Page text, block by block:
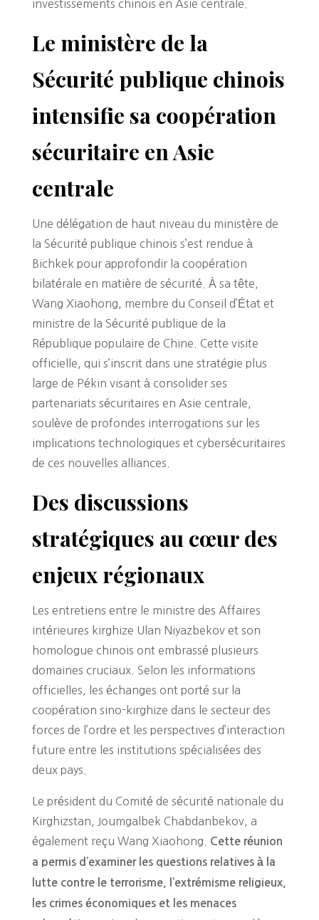
investissements chinois en Asie centrale.
Le ministère de la
Sécurité publique chinois
intensifie sa coopération
sécuritaire en Asie
centrale
Une délégation de haut niveau du ministère de
la Sécurité publique chinois s’est rendue à
Bichkek pour approfondir la coopération
bilatérale en matière de sécurité. À sa tête,
Wang Xiaohong, membre du Conseil d’État et
ministre de la Sécurité publique de la
République populaire de Chine. Cette visite
officielle, qui s’inscrit dans une stratégie plus
large de Pékin visant à consolider ses
partenariats sécuritaires en Asie centrale,
soulève de profondes interrogations sur les
implications technologiques et cybersécuritaires
de ces nouvelles alliances.
Des discussions
stratégiques au cœur des
enjeux régionaux
Les entretiens entre le ministre des Affaires
intérieures kirghize Ulan Niyazbekov et son
homologue chinois ont embrassé plusieurs
domaines cruciaux. Selon les informations
officielles, les échanges ont porté sur la
coopération sino-kirghize dans le secteur des
forces de l’ordre et les perspectives d’interaction
future entre les institutions spécialisées des
deux pays.
Le président du Comité de sécurité nationale du
Kirghizstan, Joumgalbek Chabdanbekov, a
également reçu Wang Xiaohong.
Cette réunion
a permis d’examiner les questions relatives à la
lutte contre le terrorisme, l’extrémisme religieux,
les crimes économiques et les menaces